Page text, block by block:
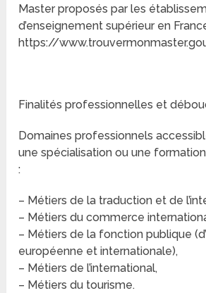
Master proposés par les
d’enseignement supérieur en
https://
Finalités professionnelles et
Domaines professionnels
une spécialisation ou une
:
– Métiers de la traduction et de
– Métiers du commerce
– Métiers de la fonction publique
européenne et internationale),
– Métiers de l’international,
– Métiers du tourisme.